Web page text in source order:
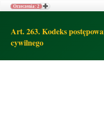
Orzeczenia: 2
Art. 263. Kodeks
cywilnego